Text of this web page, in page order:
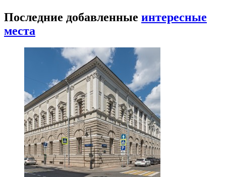
Последние добавленные интересные
места